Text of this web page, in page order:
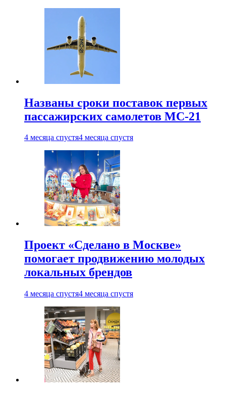
Названы сроки поставок первых
пассажирских самолетов МС-21
4 месяца спустя4 месяца спустя
Проект «Сделано в Москве»
помогает продвижению молодых
локальных брендов
4 месяца спустя4 месяца спустя